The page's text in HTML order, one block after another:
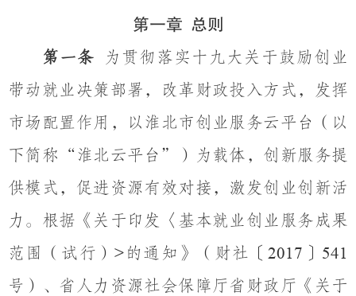
第一章 总则
第一条
为贯彻落实十九大关于鼓励创业
带动就业决策部署，改革财政投入方式，发挥
市场配置作用，以淮北市创业服务云平台（以
下简称 “ 淮北云平台 ”
）为载体，创新服务提
供模式，促进资源有效对接，激发创业创新活
力。根据《关于印发〈基本就业创业服务成果
范围（试行）> 的通知》（财社〔2017 〕 541
号）、省人力资源社会保障厅省财政厅《关于